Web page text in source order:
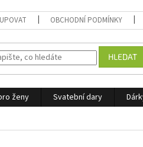
OBCHODNÍ PODMÍNKY
HLEDAT
ženy Svatební dary